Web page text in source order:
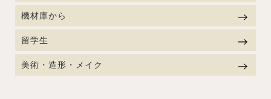
機材庫から
留学生
美術・造形・メイク